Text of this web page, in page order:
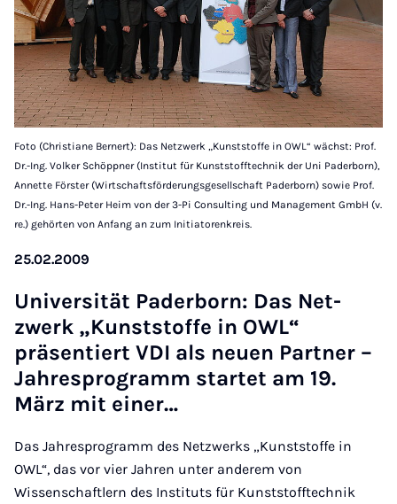
Foto (Christiane Bernert): Das Netzwerk „Kunststoffe in OWL“ wächst: Prof.
Dr.-Ing. Volker Schöppner (Institut für Kunststofftechnik der Uni Paderborn),
Annette Förster (Wirtschaftsförderungsgesellschaft Paderborn) sowie Prof.
Dr.-Ing. Hans-Peter Heim von der 3-Pi Consulting und Management GmbH (v.
re.) gehörten von Anfang an zum Initiatorenkreis.
25.02.2009
Uni­versität Pader­born: Das Net­
zwerk „Kun­st­stoffe in OWL“
präsen­tiert VDI als neuen Part­ner –
Jahre­spro­gramm star­tet am 19.
März mit ein­er…
Das Jahresprogramm des Netzwerks „Kunststoffe in
OWL“, das vor vier Jahren unter anderem von
Wissenschaftlern des Instituts für Kunststofftechnik